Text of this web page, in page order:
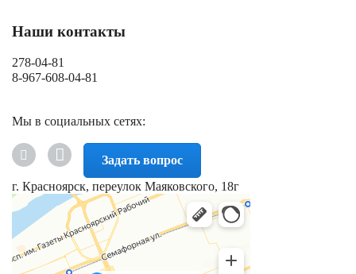
Наши контакты
278-04-81
8-967-608-04-81
Мы в социальных сетях:
Задать вопрос
г. Красноярск, переулок Маяковского, 18г